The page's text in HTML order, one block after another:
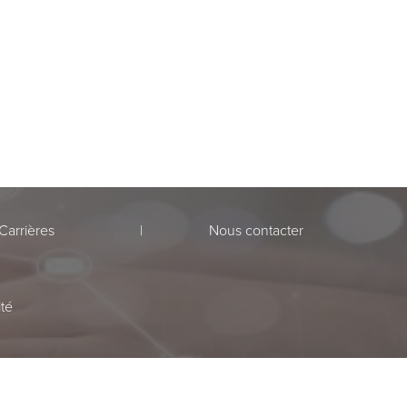
Carrières Nous contacter